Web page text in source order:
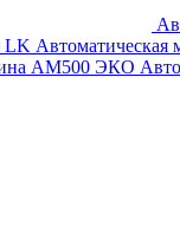
LK Автоматическая
АМ500 ЭКО